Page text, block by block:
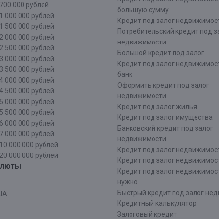
000 рублей
000 000 рублей
500 000 рублей
000 000 рублей
500 000 рублей
000 000 рублей
500 000 рублей
000 000 рублей
500 000 рублей
000 000 рублей
500 000 рублей
000 000 рублей
000 000 рублей
000 000 рублей
000 000 рублей
большую сумму
Кредит под залог
Потребительский кредит под
недвижимости
Большой кредит под залог
Кредит под залог
банк
Оформить кредит под залог
недвижимости
Кредит под залог жилья
Кредит под залог имущества
Банковский кредит под залог
недвижимости
Кредит под залог
Кредит под залог
Кредит под залог
нужно
Быстрый кредит под залог
Кредитный калькулятор
Залоговый кредит